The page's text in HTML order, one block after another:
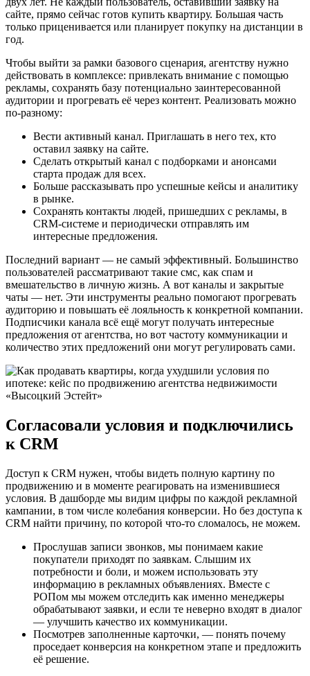
сайте, прямо сейчас готов купить квартиру. Большая часть
только приценивается или планирует покупку на дистанции в
год.
Чтобы выйти за рамки базового сценария, агентству нужно
действовать в комплексе: привлекать внимание с помощью
рекламы, сохранять базу потенциально заинтересованной
аудитории и прогревать её через контент. Реализовать можно
по-разному:
Вести активный канал. Приглашать в него тех, кто
оставил заявку на сайте.
Сделать открытый канал с подборками и анонсами
старта продаж для всех.
Больше рассказывать про успешные кейсы и аналитику
в рынке.
Сохранять контакты людей, пришедших с рекламы, в
CRM-системе и периодически отправлять им
интересные предложения.
Последний вариант — не самый эффективный. Большинство
пользователей рассматривают такие смс, как спам и
вмешательство в личную жизнь. А вот каналы и закрытые
чаты — нет. Эти инструменты реально помогают прогревать
аудиторию и повышать её лояльность к конкретной компании.
Подписчики канала всё ещё могут получать интересные
предложения от агентства, но вот частоту коммуникации и
количество этих предложений они могут регулировать сами.
Согласовали условия и подключились
к CRM
Доступ к CRM нужен, чтобы видеть полную картину по
продвижению и в моменте реагировать на изменившиеся
условия. В дашборде мы видим цифры по каждой рекламной
кампании, в том числе колебания конверсии. Но без доступа к
CRM найти причину, по которой что-то сломалось, не можем.
Прослушав записи звонков, мы понимаем какие
покупатели приходят по заявкам. Слышим их
потребности и боли, и можем использовать эту
информацию в рекламных объявлениях. Вместе с
РОПом мы можем отследить как именно менеджеры
обрабатывают заявки, и если те неверно входят в диалог
— улучшить качество их коммуникации.
Посмотрев заполненные карточки, — понять почему
проседает конверсия на конкретном этапе и предложить
её решение.